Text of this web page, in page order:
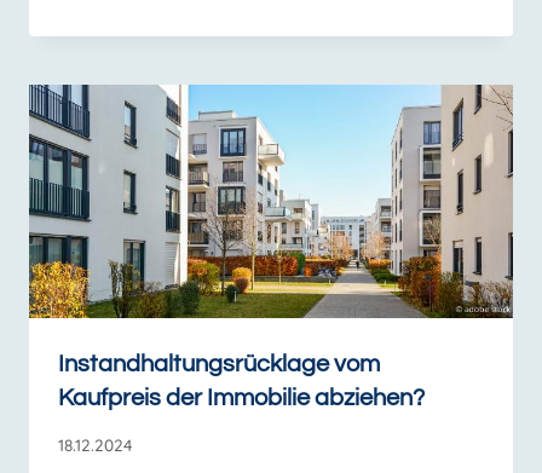
Instandhaltungsrücklage vom
Kaufpreis der Immobilie abziehen?
18.12.2024